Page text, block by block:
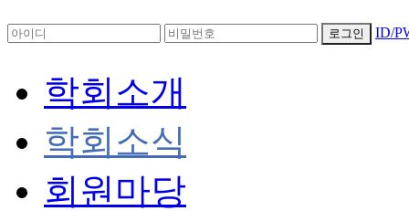
로그인 ID/
학회소개
학회소식
회원마당